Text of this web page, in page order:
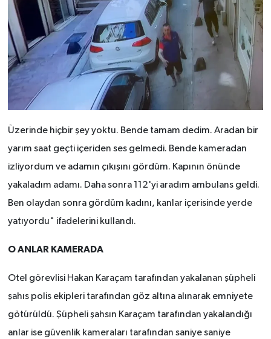
Üzerinde hiçbir şey yoktu. Bende tamam dedim. Aradan bir
yarım saat geçti içeriden ses gelmedi. Bende kameradan
izliyordum ve adamın çıkışını gördüm. Kapının önünde
yakaladım adamı. Daha sonra 112'yi aradım ambulans geldi.
Ben olaydan sonra gördüm kadını, kanlar içerisinde yerde
yatıyordu" ifadelerini kullandı.
O ANLAR KAMERADA
Otel görevlisi Hakan Karaçam tarafından yakalanan şüpheli
şahıs polis ekipleri tarafından göz altına alınarak emniyete
götürüldü. Şüpheli şahsın Karaçam tarafından yakalandığı
anlar ise güvenlik kameraları tarafından saniye saniye